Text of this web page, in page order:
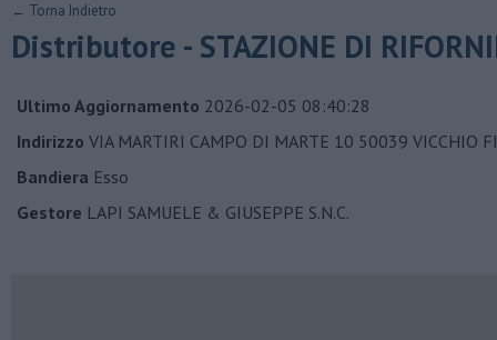
← Torna Indietro
Distributore - STAZIONE DI
Ultimo Aggiornamento 2026-02-05 08:40:28
Indirizzo VIA MARTIRI CAMPO DI MARTE 10 50039 VICCHIO FI
Bandiera Esso
Gestore LAPI SAMUELE & GIUSEPPE S.N.C.